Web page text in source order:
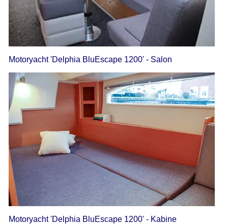
Motoryacht 'Delphia BluEscape 1200' - Salon
Motoryacht 'Delphia BluEscape 1200' - Kabine